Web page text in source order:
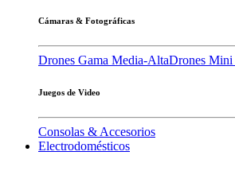
Cámaras & Fotográficas
Drones Gama Media-AltaDrones Mini
Juegos de Video
Consolas & Accesorios
Electrodomésticos